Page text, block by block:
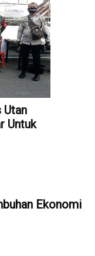
Utan
Untuk
Ekonomi